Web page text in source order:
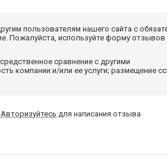
пользователям нашего сайта с
Пожалуйста, используйте форму отзывов
сравнение с другими
компании и/или ее услуги; размещение
Авторизуйтесь для написания отзыва